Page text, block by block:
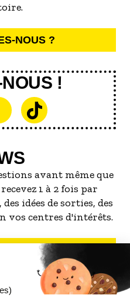
NOUS ?
!
avant même que
1 à 2 fois par
idées de sorties, des
vos centres d'intérêts.
NEWSLETTER